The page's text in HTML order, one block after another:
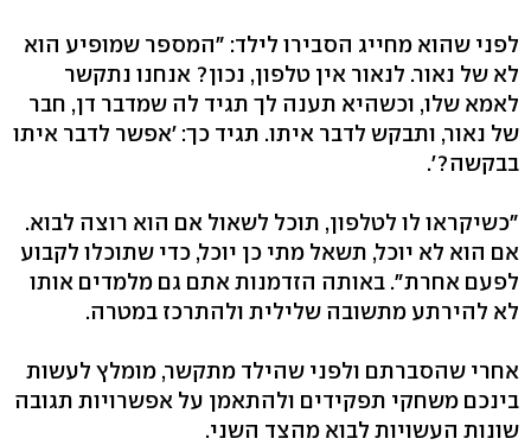
לפני שהוא מחייג הסבירו לילד: "המספר שמופיע הוא
לא של נאור. לנאור אין טלפון, נכון? אנחנו נתקשר
לאמא שלו, וכשהיא תענה לך תגיד לה שמדבר דן, חבר
של נאור, ותבקש לדבר איתו. תגיד כך: 'אפשר לדבר איתו
בבקשה?'.
"כשיקראו לו לטלפון, תוכל לשאול אם הוא רוצה לבוא.
אם הוא לא יוכל, תשאל מתי כן יוכל, כדי שתוכלו לקבוע
לפעם אחרת". באותה הזדמנות אתם גם מלמדים אותו
לא להירתע מתשובה שלילית ולהתרכז במטרה.
אחרי שהסברתם ולפני שהילד מתקשר, מומלץ לעשות
בינכם משחקי תפקידים ולהתאמן על אפשרויות תגובה
שונות העשויות לבוא מהצד השני.